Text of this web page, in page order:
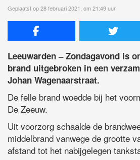
Geplaatst op 28 februari 2021, om 21:49 uur
Leeuwarden – Zondagavond is
brand uitgebroken in een
Johan Wagenaarstraat.
De felle brand woedde bij het
De Zeeuw.
Uit voorzorg schaalde de
middelbrand vanwege de grootte
afstand tot het nabijgelegen